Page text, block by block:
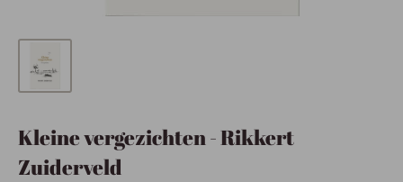
Kleine vergezichten - Rikkert
Zuiderveld